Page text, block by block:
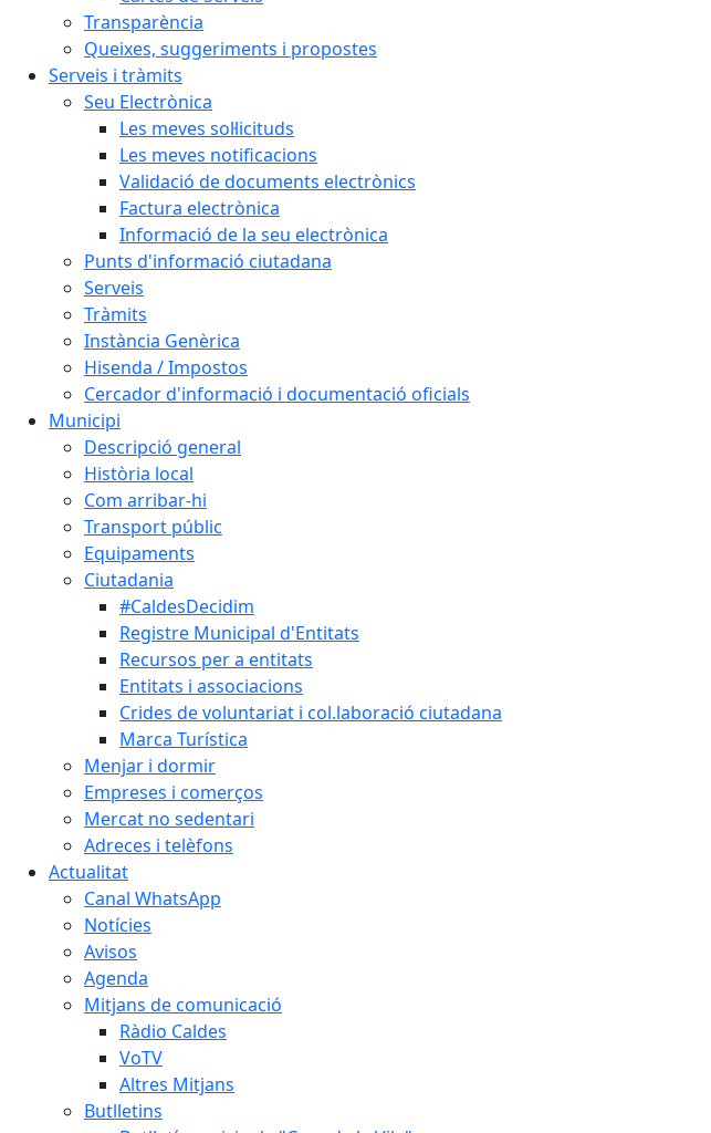
Transparència
Queixes, suggeriments i propostes
Serveis i tràmits
Seu Electrònica
Les meves sol·licituds
Les meves notificacions
Validació de documents electrònics
Factura electrònica
Informació de la seu electrònica
Punts d'informació ciutadana
Serveis
Tràmits
Instància Genèrica
Hisenda / Impostos
Cercador d'informació i documentació oficials
Municipi
Descripció general
Història local
Com arribar-hi
Transport públic
Equipaments
Ciutadania
#CaldesDecidim
Registre Municipal d'Entitats
Recursos per a entitats
Entitats i associacions
Crides de voluntariat i col.laboració ciutadana
Marca Turística
Menjar i dormir
Empreses i comerços
Mercat no sedentari
Adreces i telèfons
Actualitat
Canal WhatsApp
Notícies
Avisos
Agenda
Mitjans de comunicació
Ràdio Caldes
VoTV
Altres Mitjans
Butlletins